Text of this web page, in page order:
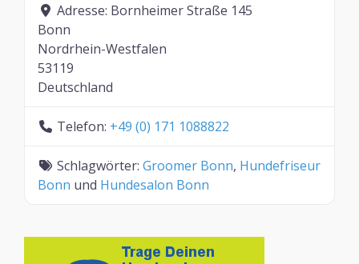
Adresse: Bornheimer Straße 145
Bonn
Nordrhein-Westfalen
53119
Deutschland
Telefon: +49 (0) 171 1088822
Schlagwörter: Groomer Bonn, Hundefriseur
Bonn und Hundesalon Bonn